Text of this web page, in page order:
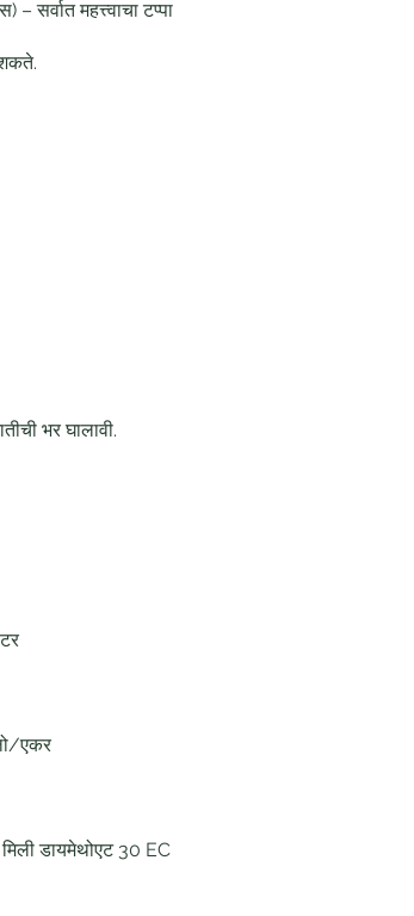
सर्वात महत्त्वाचा टप्पा
भर घालावी.
एकर
डायमेथोएट 30 EC